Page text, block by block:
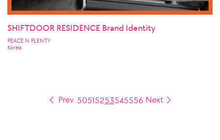
SHIFTDOOR RESIDENCE Brand Identity
PEACE N PLENTY
Korea
50515253545556